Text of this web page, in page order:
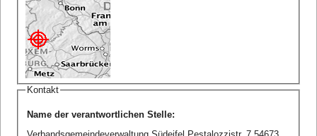
Kontakt
Name der verantwortlichen Stelle: